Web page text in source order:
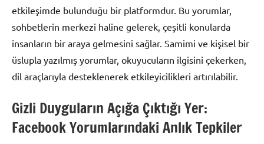
etkileşimde bulunduğu bir platformdur. Bu yorumlar,
sohbetlerin merkezi haline gelerek, çeşitli konularda
insanların bir araya gelmesini sağlar. Samimi ve kişisel bir
üslupla yazılmış yorumlar, okuyucuların ilgisini çekerken,
dil araçlarıyla desteklenerek etkileyicilikleri artırılabilir.
Gizli Duyguların Açığa Çıktığı Yer:
Facebook Yorumlarındaki Anlık Tepkiler